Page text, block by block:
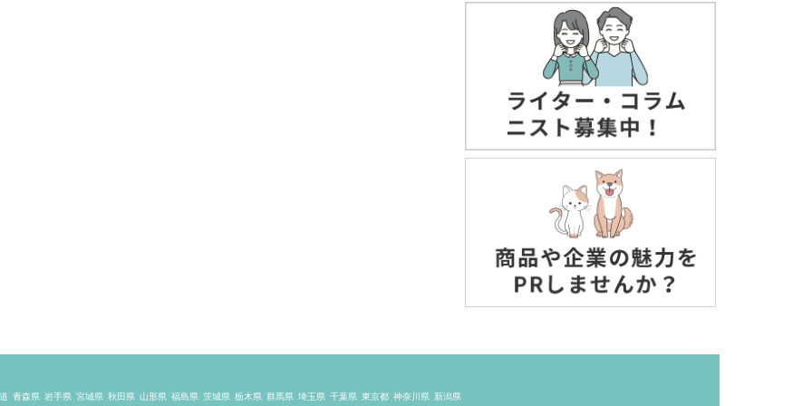
青森県 岩手県 宮城県 秋田県 山形県 福島県 茨城県 栃木県 群馬県 埼玉県 千葉県 東京都 神奈川県 新潟県